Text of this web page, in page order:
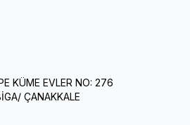
KÜME EVLER NO: 276
ÇANAKKALE